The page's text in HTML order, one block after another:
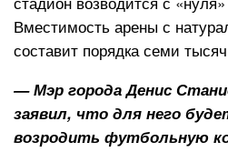
Вместимость арены с
составит порядка семи
— Мэр города Денис
заявил, что для него
возродить футбольную